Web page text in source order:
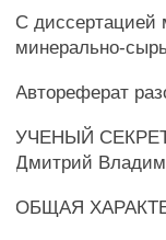
С диссертацией
минерально-
Автореферат
УЧЕНЫЙ
Дмитрий
ОБЩАЯ